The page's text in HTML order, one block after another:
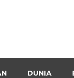
DUNIA